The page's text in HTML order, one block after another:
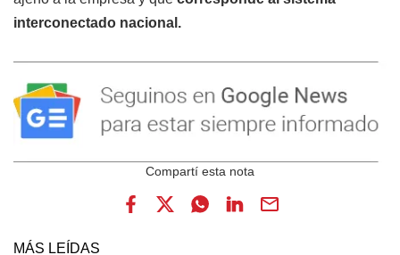
interconectado nacional.
MÁS LEÍDAS